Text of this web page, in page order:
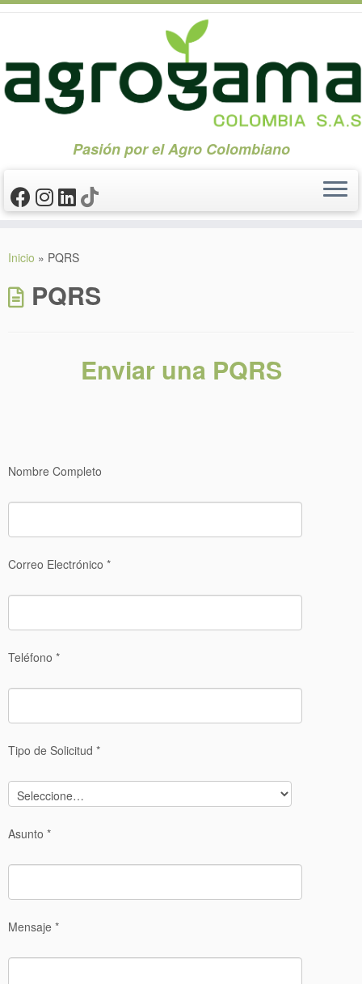
Pasión por el Agro Colombiano
Inicio » PQRS
PQRS
Enviar una PQRS
Nombre Completo
Correo Electrónico *
Teléfono *
Tipo de Solicitud *
Asunto *
Mensaje *